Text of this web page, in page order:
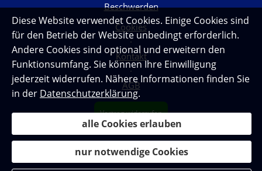
Beschwerden
Cookies
·
Kontakt
·
AGB
Vertrag widerrufen
Diese Website verwendet Cookies. Einige Cookies sind
für den Betrieb der Website unbedingt erforderlich.
Andere Cookies sind optional und erweitern den
Funktionsumfang. Sie können Ihre Einwilligung
jederzeit widerrufen. Nähere Informationen finden Sie
in der Datenschutzerklärung.
alle Cookies erlauben
nur notwendige Cookies